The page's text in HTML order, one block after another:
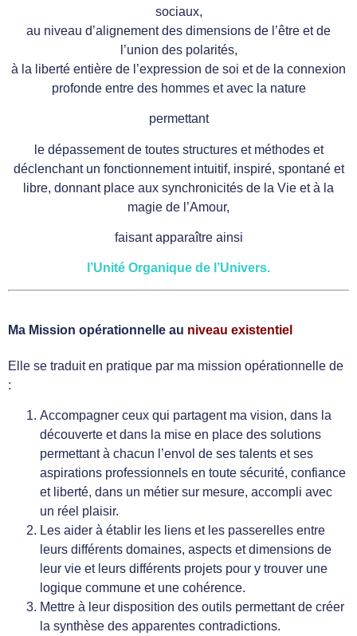
sociaux,
au niveau d’alignement des dimensions de l’être et de
l’union des polarités,
à la liberté entière de l’expression de soi et de la connexion
profonde entre des hommes et avec la nature
permettant
le dépassement de toutes structures et méthodes et
déclenchant un fonctionnement intuitif, inspiré, spontané et
libre, donnant place aux synchronicités de la Vie et à la
magie de l’Amour,
faisant apparaître ainsi
l’Unité Organique de l’Univers.
Ma Mission opérationnelle au niveau existentiel
Elle se traduit en pratique par ma mission opérationnelle de
:
Accompagner ceux qui partagent ma vision, dans la
découverte et dans la mise en place des solutions
permettant à chacun l’envol de ses talents et ses
aspirations professionnels en toute sécurité, confiance
et liberté, dans un métier sur mesure, accompli avec
un réel plaisir.
Les aider à établir les liens et les passerelles entre
leurs différents domaines, aspects et dimensions de
leur vie et leurs différents projets pour y trouver une
logique commune et une cohérence.
Mettre à leur disposition des outils permettant de créer
la synthèse des apparentes contradictions.